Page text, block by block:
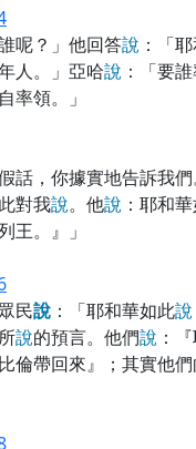
呢？」他回答說 ：「
人。」亞哈說 ：「要
率領。」
話，你據實地告訴我
對我說。他說 ：耶和
王。』」
民說 ：「耶和華如此說
說的預言。他們說 ：
倫帶回來』；其實他